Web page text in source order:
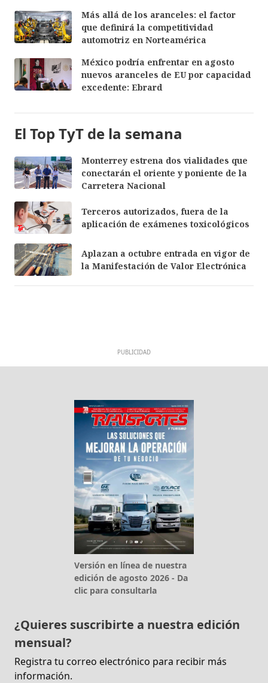
Más allá de los aranceles: el factor
que definirá la competitividad
automotriz en Norteamérica
México podría enfrentar en agosto
nuevos aranceles de EU por capacidad
excedente: Ebrard
El Top TyT de la semana
Monterrey estrena dos vialidades que
conectarán el oriente y poniente de la
Carretera Nacional
Terceros autorizados, fuera de la
aplicación de exámenes toxicológicos
Aplazan a octubre entrada en vigor de
la Manifestación de Valor Electrónica
PUBLICIDAD
Versión en línea de nuestra
edición de agosto 2026 - Da
clic para consultarla
¿Quieres suscribirte a nuestra edición
mensual?
Registra tu correo electrónico para recibir más
información.